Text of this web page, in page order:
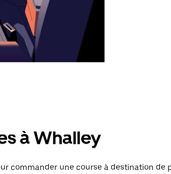
à Whalley
commander une course à destination de